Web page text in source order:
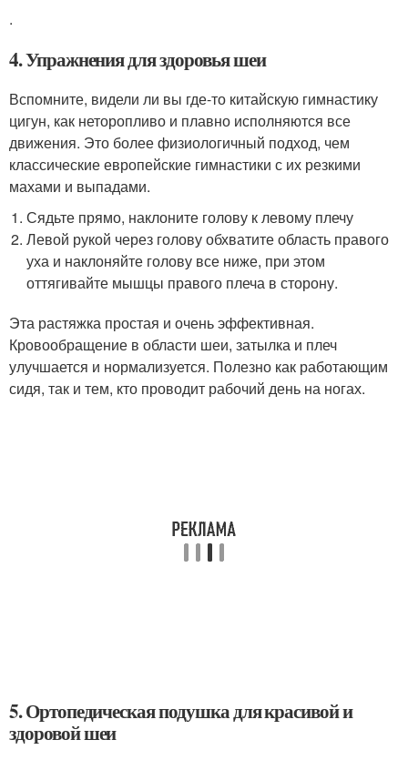
.
4. Упражнения для здоровья шеи
Вспомните, видели ли вы где-то китайскую гимнастику
цигун, как неторопливо и плавно исполняются все
движения. Это более физиологичный подход, чем
классические европейские гимнастики с их резкими
махами и выпадами.
Сядьте прямо, наклоните голову к левому плечу
Левой рукой через голову обхватите область правого
уха и наклоняйте голову все ниже, при этом
оттягивайте мышцы правого плеча в сторону.
Эта растяжка простая и очень эффективная.
Кровообращение в области шеи, затылка и плеч
улучшается и нормализуется. Полезно как работающим
сидя, так и тем, кто проводит рабочий день на ногах.
5. Ортопедическая подушка для красивой и
здоровой шеи